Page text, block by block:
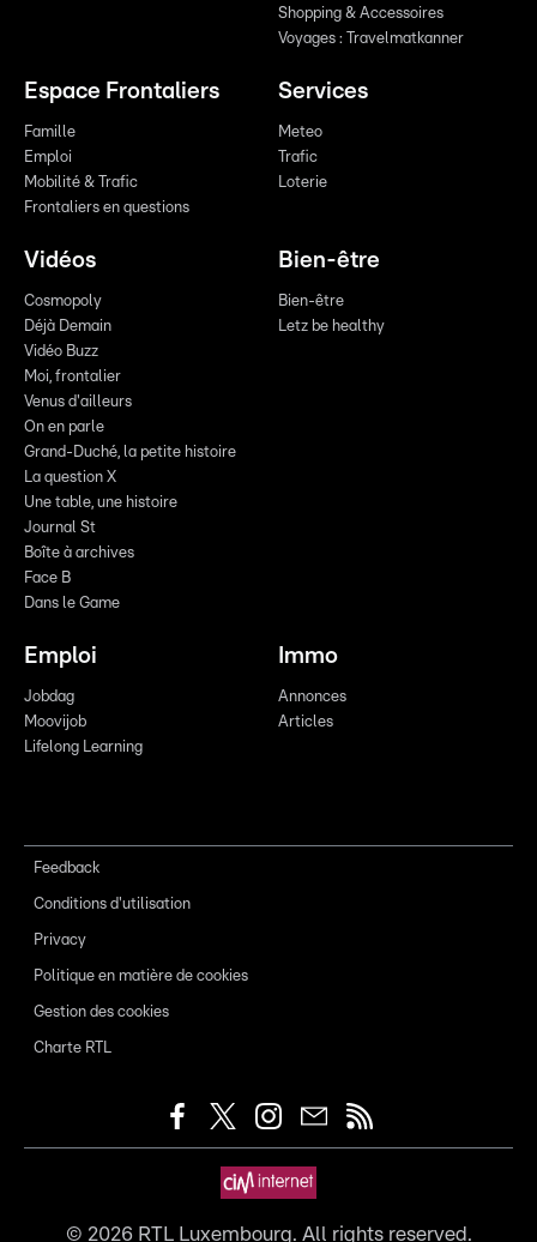
Shopping & Accessoires
Voyages : Travelmatkanner
Espace Frontaliers
Famille
Emploi
Mobilité & Trafic
Frontaliers en questions
Services
Meteo
Trafic
Loterie
Vidéos
Cosmopoly
Déjà Demain
Vidéo Buzz
Moi, frontalier
Venus d'ailleurs
On en parle
Grand-Duché, la petite histoire
La question X
Une table, une histoire
Journal St
Boîte à archives
Face B
Dans le Game
Bien-être
Bien-être
Letz be healthy
Emploi
Jobdag
Moovijob
Lifelong Learning
Immo
Annonces
Articles
Feedback
Conditions d'utilisation
Privacy
Politique en matière de cookies
Gestion des cookies
Charte RTL
© 2026RTL Luxembourg. All rights reserved.